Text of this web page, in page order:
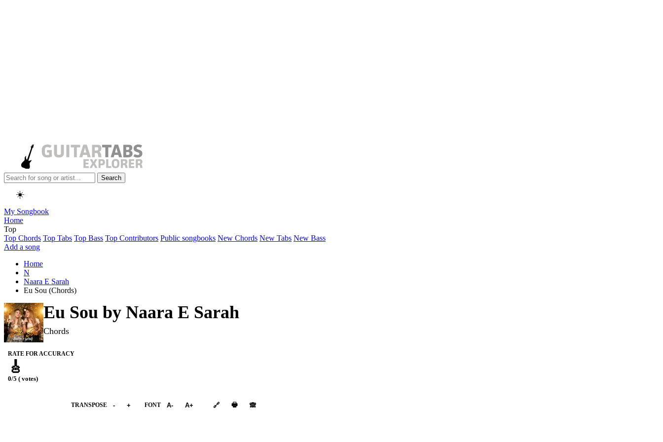
Search
☀️
My Songbook
Home
Top
Top Chords Top Tabs Top Bass Top Contributors Public songbooks New Chords New Tabs New Bass
Add a song
Home
N
Naara E Sarah
Eu Sou (Chords)
Eu Sou by Naara E Sarah
Chords
RATE FOR ACCURACY
🎸
0/5 ( votes)
TRANSPOSE - + FONT A- A+ 🔗 🖶 🙈︎